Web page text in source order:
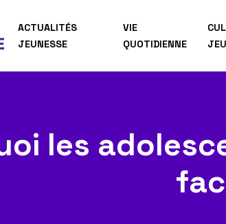
ACTUALITÉS
JEUNESSE
VIE
QUOTIDIENNE
les